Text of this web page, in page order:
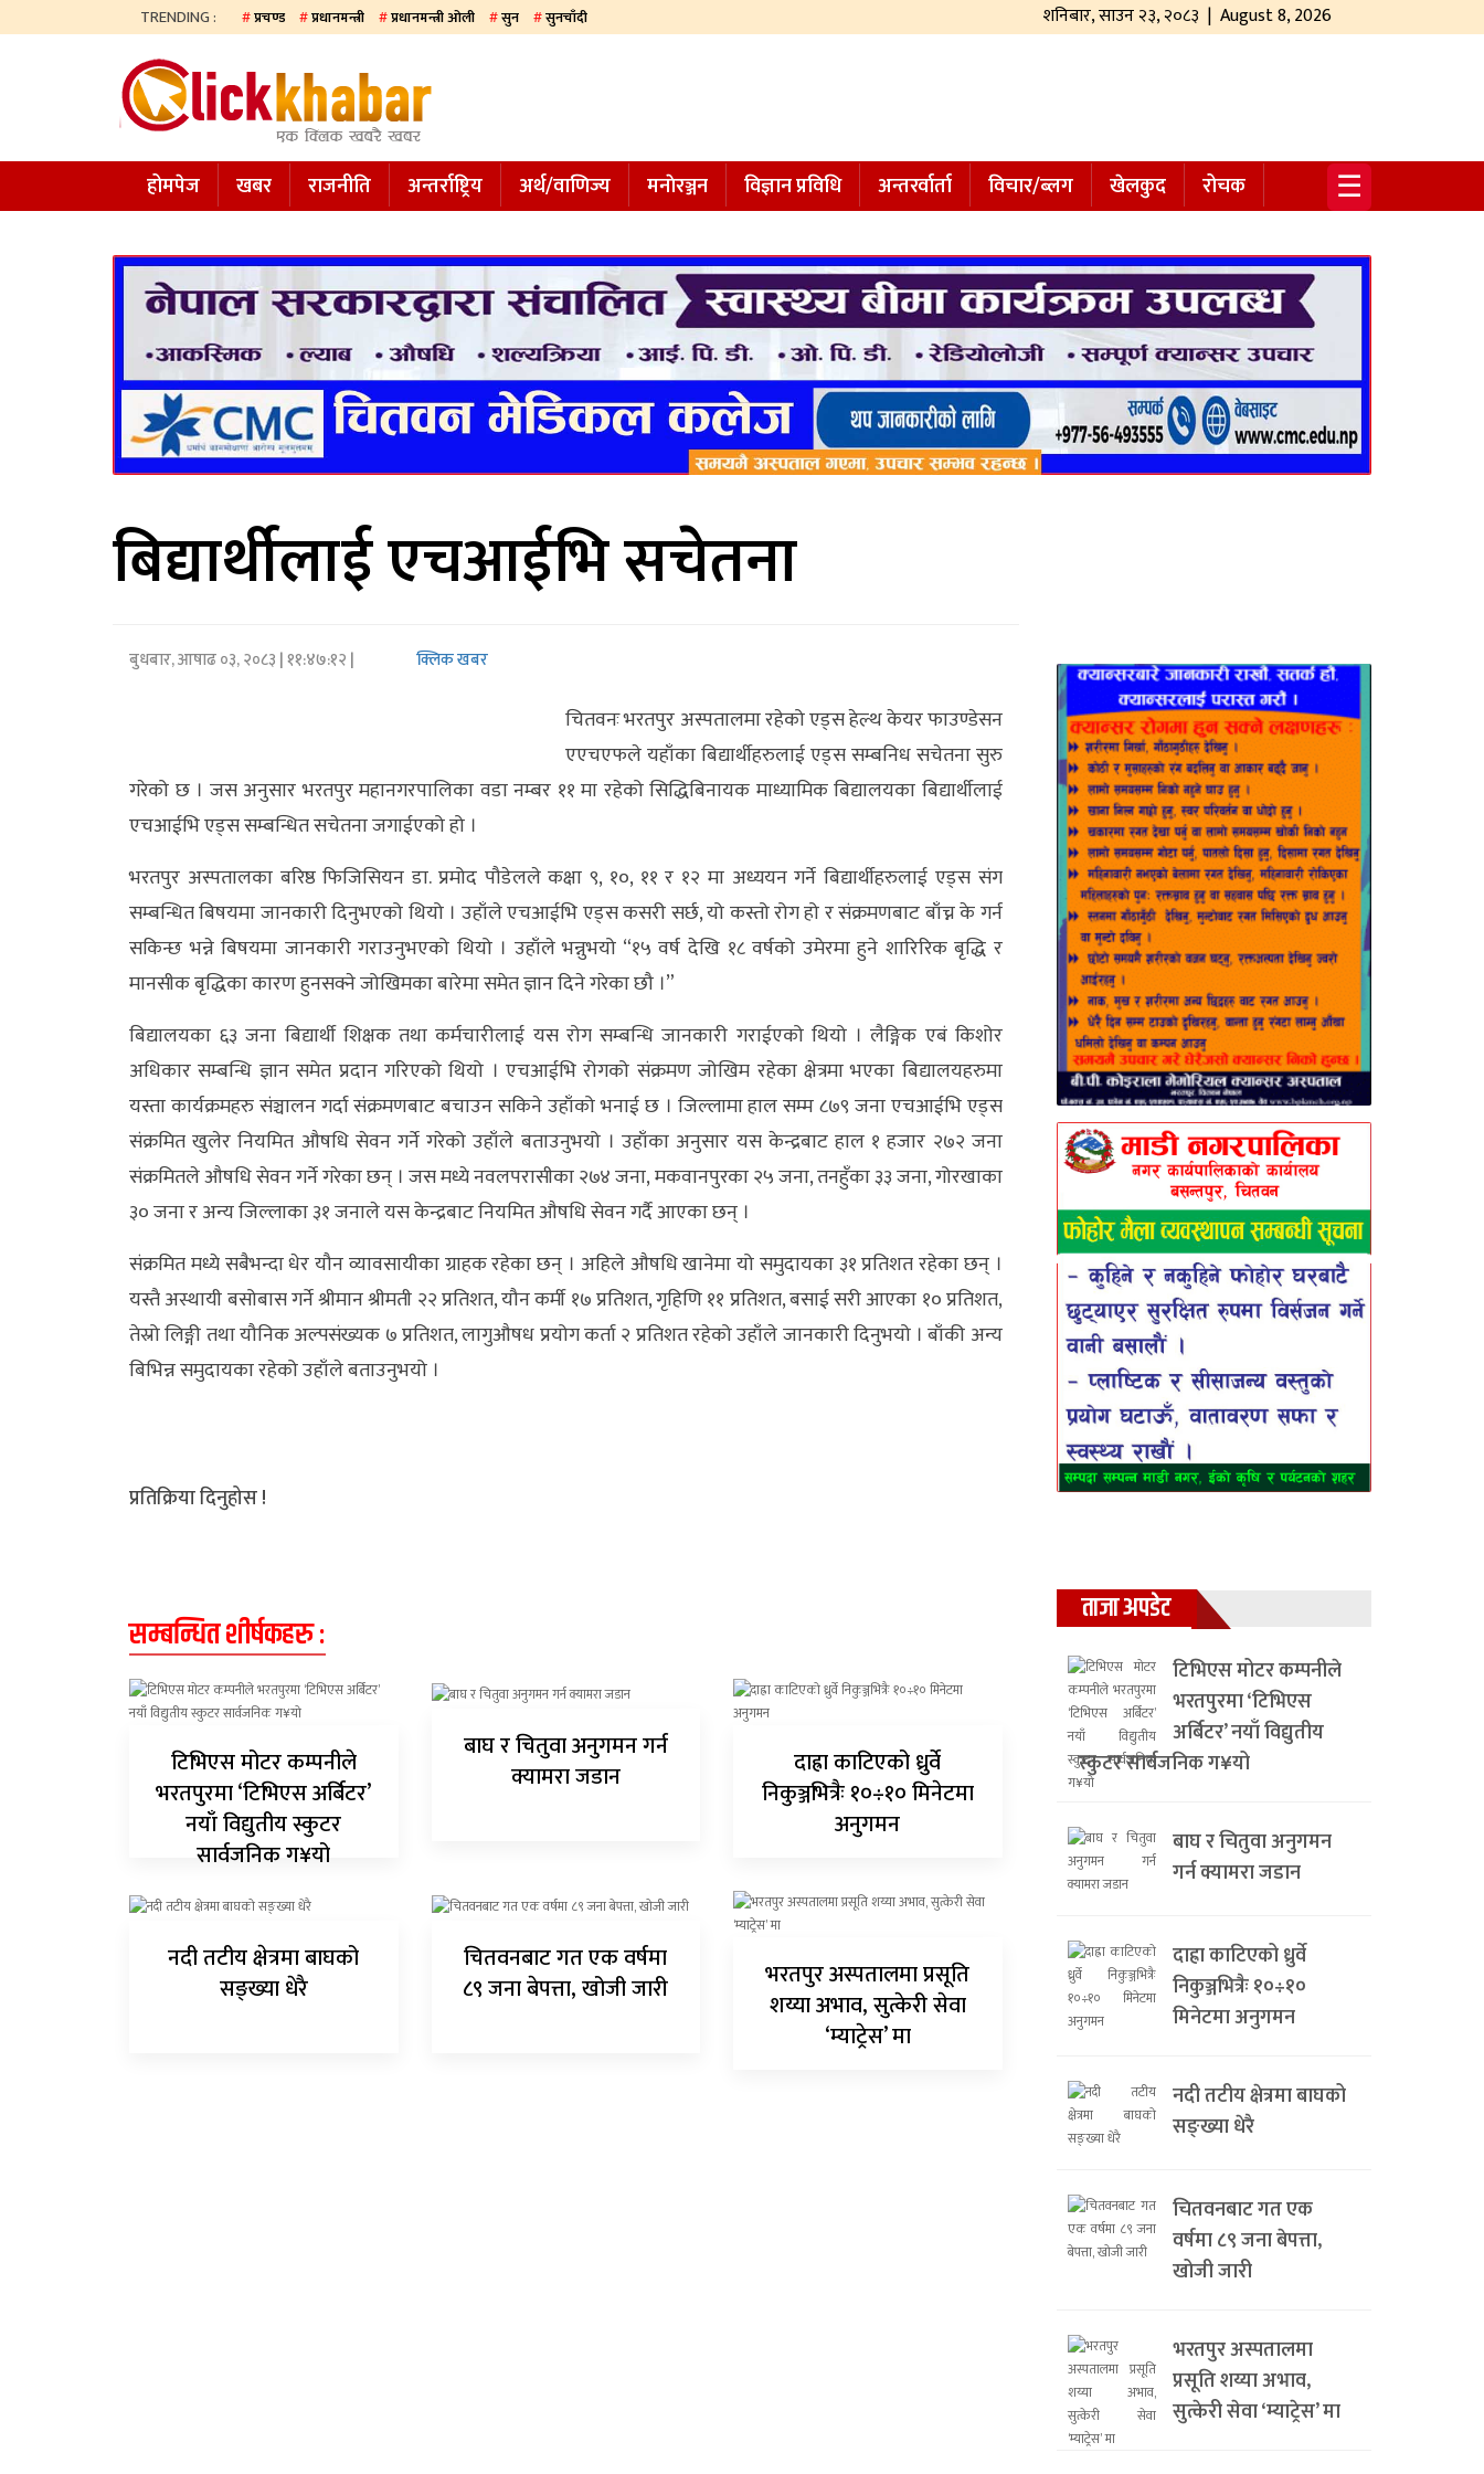
TRENDING : प्रचण्ड प्रधानमन्त्री प्रधानमन्त्री ओली सुन सुनचाँदी शनिबार,साउन२३,२०८३ | August 8, 2026
☰
होमपेज खबर राजनीति अन्तर्राष्ट्रिय अर्थ/वाणिज्य मनाेरञ्जन विज्ञान प्रविधि अन्तरर्वार्ता विचार/ब्लग खेलकुद
रोचक
बिद्यार्थीलाई एचआईभि सचेतना
बुधबार, आषाढ ०३, २०८३ | ११:४७:१२ | क्लिक खबर
चितवनः भरतपुर अस्पतालमा रहेको एड्स हेल्थ केयर फाउण्डेसन
एएचएफले यहाँका बिद्यार्थीहरुलाई एड्स सम्बनिध सचेतना सुरु
गरेको छ । जस अनुसार भरतपुर महानगरपालिका वडा नम्बर ११ मा रहेको सिद्धिबिनायक माध्यामिक बिद्यालयका बिद्यार्थीलाई
एचआईभि एड्स सम्बन्धित सचेतना जगाईएको हो ।
भरतपुर अस्पतालका बरिष्ठ फिजिसियन डा. प्रमोद पौडेलले कक्षा ९, १०, ११ र १२ मा अध्ययन गर्ने बिद्यार्थीहरुलाई एड्स संग
सम्बन्धित बिषयमा जानकारी दिनुभएको थियो । उहाँले एचआईभि एड्स कसरी सर्छ, यो कस्तो रोग हो र संक्रमणबाट बाँच्न के गर्न
सकिन्छ भन्ने बिषयमा जानकारी गराउनुभएको थियो । उहाँले भन्नुभयो “१५ वर्ष देखि १८ वर्षको उमेरमा हुने शारिरिक बृद्धि र
मानसीक बृद्धिका कारण हुनसक्ने जोखिमका बारेमा समेत ज्ञान दिने गरेका छौ ।”
बिद्यालयका ६३ जना बिद्यार्थी शिक्षक तथा कर्मचारीलाई यस रोग सम्बन्धि जानकारी गराईएको थियो । लैङ्गिक एबं किशोर
अधिकार सम्बन्धि ज्ञान समेत प्रदान गरिएको थियो । एचआईभि रोगको संक्रमण जोखिम रहेका क्षेत्रमा भएका बिद्यालयहरुमा
यस्ता कार्यक्रमहरु संञ्चालन गर्दा संक्रमणबाट बचाउन सकिने उहाँको भनाई छ । जिल्लामा हाल सम्म ८७९ जना एचआईभि एड्स
संक्रमित खुलेर नियमित औषधि सेवन गर्ने गरेको उहाँले बताउनुभयो । उहाँका अनुसार यस केन्द्रबाट हाल १ हजार २७२ जना
संक्रमितले औषधि सेवन गर्ने गरेका छन् । जस मध्ये नवलपरासीका २७४ जना, मकवानपुरका २५ जना, तनहुँका ३३ जना, गोरखाका
३० जना र अन्य जिल्लाका ३१ जनाले यस केन्द्रबाट नियमित औषधि सेवन गर्दै आएका छन् ।
संक्रमित मध्ये सबैभन्दा धेर यौन व्यावसायीका ग्राहक रहेका छन् । अहिले औषधि खानेमा यो समुदायका ३१ प्रतिशत रहेका छन् ।
यस्तै अस्थायी बसोबास गर्ने श्रीमान श्रीमती २२ प्रतिशत, यौन कर्मी १७ प्रतिशत, गृहिणि ११ प्रतिशत, बसाई सरी आएका १० प्रतिशत,
तेस्रो लिङ्गी तथा यौनिक अल्पसंख्यक ७ प्रतिशत, लागुऔषध प्रयोग कर्ता २ प्रतिशत रहेको उहाँले जानकारी दिनुभयो । बाँकी अन्य
बिभिन्न समुदायका रहेको उहाँले बताउनुभयो ।
प्रतिक्रिया दिनुहोस !
सम्बन्धित शीर्षकहरु :
टिभिएस मोटर कम्पनीले
भरतपुरमा ‘टिभिएस अर्बिटर’
नयाँ विद्युतीय स्कुटर
सार्वजनिक ग¥यो
बाघ र चितुवा अनुगमन गर्न
क्यामरा जडान
दाह्रा काटिएको ध्रुर्वे
निकुञ्जभित्रैः १०÷१० मिनेटमा
अनुगमन
नदी तटीय क्षेत्रमा बाघको
सङ्ख्या धेरै
चितवनबाट गत एक वर्षमा
८९ जना बेपत्ता, खोजी जारी
भरतपुर अस्पतालमा प्रसूति
शय्या अभाव, सुत्केरी सेवा
‘म्याट्रेस’ मा
ताजा अपडेट
टिभिएस मोटर कम्पनीले
भरतपुरमा ‘टिभिएस
अर्बिटर’ नयाँ विद्युतीय
स्कुटर सार्वजनिक ग¥यो
बाघ र चितुवा अनुगमन
गर्न क्यामरा जडान
दाह्रा काटिएको ध्रुर्वे
निकुञ्जभित्रैः १०÷१०
मिनेटमा अनुगमन
नदी तटीय क्षेत्रमा बाघको
सङ्ख्या धेरै
चितवनबाट गत एक
वर्षमा ८९ जना बेपत्ता,
खोजी जारी
भरतपुर अस्पतालमा
प्रसूति शय्या अभाव,
सुत्केरी सेवा ‘म्याट्रेस’ मा